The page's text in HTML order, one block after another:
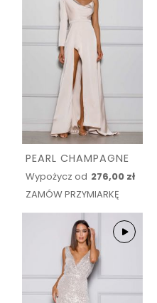
PEARL CHAMPAGNE
Wypożycz od 276,00 zł
ZAMÓW PRZYMIARKĘ